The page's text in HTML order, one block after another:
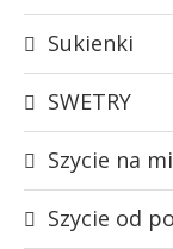
Sukienki
SWETRY
Szycie na
Szycie od